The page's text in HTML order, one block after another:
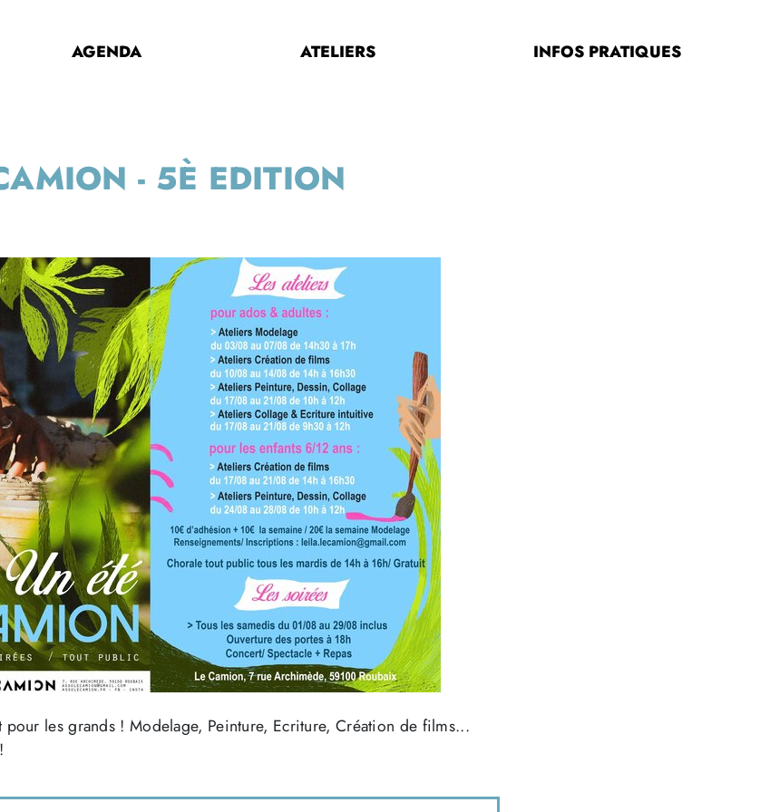
AGENDA ATELIERS INFOS PRATIQUES
- 5È EDITION
pour les grands ! Modelage, Peinture, Ecriture, Création de films...